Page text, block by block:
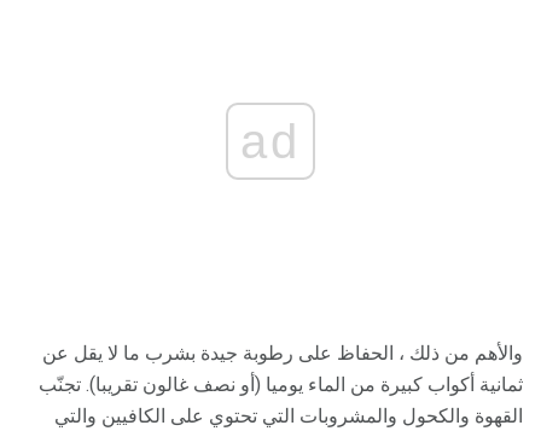
ad
والأهم من ذلك ، الحفاظ على رطوبة جيدة بشرب ما لا يقل عن
ثمانية أكواب كبيرة من الماء يوميا (أو نصف غالون تقريبا). تجنّب
القهوة والكحول والمشروبات التي تحتوي على الكافيين والتي